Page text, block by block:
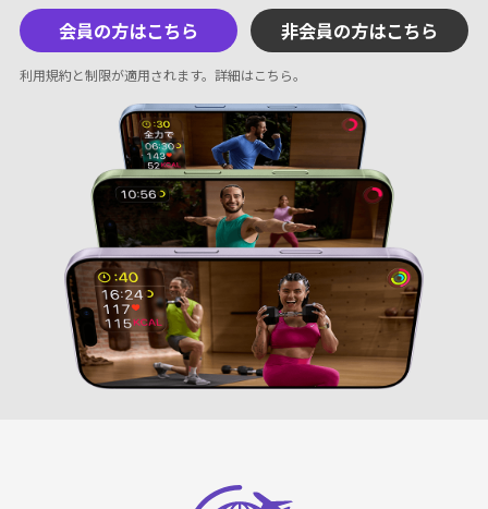
会員の方はこちら 非会員の方はこちら
利用規約と制限が適用されます。 詳細はこちら。